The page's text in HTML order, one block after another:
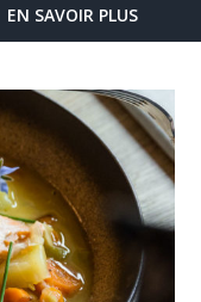
EN SAVOIR PLUS